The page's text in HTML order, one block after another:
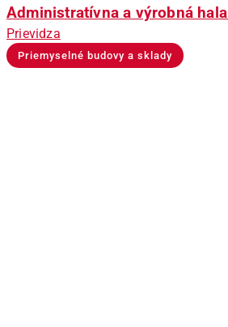
Administratívna a výrobná
Prievidza
Priemyselné budovy a sklady